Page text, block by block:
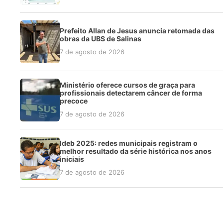
Prefeito Allan de Jesus anuncia retomada das
obras da UBS de Salinas
7 de agosto de 2026
Ministério oferece cursos de graça para
profissionais detectarem câncer de forma
precoce
7 de agosto de 2026
Ideb 2025: redes municipais registram o
melhor resultado da série histórica nos anos
iniciais
7 de agosto de 2026